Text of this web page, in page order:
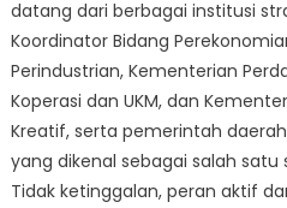
datang dari berbagai institusi
Koordinator Bidang
Perindustrian, Kementerian
Koperasi dan UKM, dan
Kreatif, serta pemerintah
yang dikenal sebagai salah satu
Tidak ketinggalan, peran aktif